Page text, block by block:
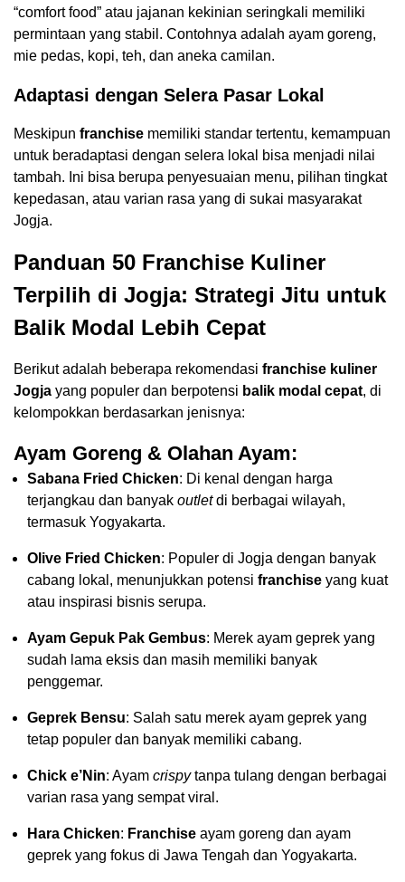
“comfort food” atau jajanan kekinian seringkali memiliki
permintaan yang stabil. Contohnya adalah ayam goreng,
mie pedas, kopi, teh, dan aneka camilan.
Adaptasi dengan Selera Pasar Lokal
Meskipun franchise memiliki standar tertentu, kemampuan
untuk beradaptasi dengan selera lokal bisa menjadi nilai
tambah. Ini bisa berupa penyesuaian menu, pilihan tingkat
kepedasan, atau varian rasa yang di sukai masyarakat
Jogja.
Panduan 50 Franchise Kuliner
Terpilih di Jogja: Strategi Jitu untuk
Balik Modal Lebih Cepat
Berikut adalah beberapa rekomendasi franchise kuliner
Jogja yang populer dan berpotensi balik modal cepat, di
kelompokkan berdasarkan jenisnya:
Ayam Goreng & Olahan Ayam:
Sabana Fried Chicken: Di kenal dengan harga
terjangkau dan banyak outletdi berbagai wilayah,
termasuk Yogyakarta.
Olive Fried Chicken: Populer di Jogja dengan banyak
cabang lokal, menunjukkan potensi franchise yang kuat
atau inspirasi bisnis serupa.
Ayam Gepuk Pak Gembus: Merek ayam geprek yang
sudah lama eksis dan masih memiliki banyak
penggemar.
Geprek Bensu: Salah satu merek ayam geprek yang
tetap populer dan banyak memiliki cabang.
Chick e’Nin: Ayam crispytanpa tulang dengan berbagai
varian rasa yang sempat viral.
Hara Chicken: Franchise ayam goreng dan ayam
geprek yang fokus di Jawa Tengah dan Yogyakarta.